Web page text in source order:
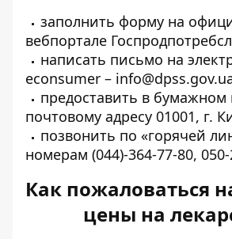
заполнить форму на
вебпортале
написать письмо на
econsumer –
предоставить в бумажном
почтовому адресу 01001, г.
позвонить по «горячей
номерам (044)-364-77-80,
Как пожаловаться
цены на